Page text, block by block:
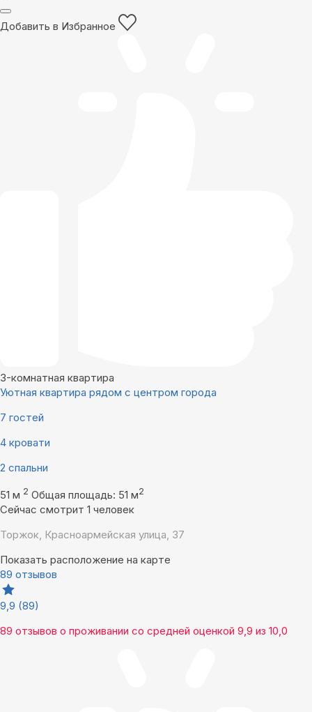
Добавить в Избранное
3-комнатная квартира
Уютная квартира рядом с центром города
7 гостей
4 кровати
2 спальни
51 м 2 Общая площадь: 51 м2
Сейчас смотрит 1 человек
Торжок, Красноармейская улица, 37
Показать расположение на карте
89 отзывов
9,9 (89)
89 отзывов о проживании со средней оценкой 9,9 из 10,0